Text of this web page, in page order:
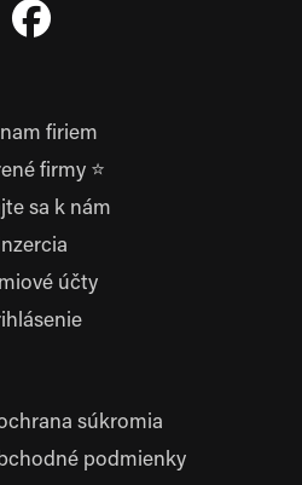
firiem
firmy ⭐
sa k nám
účty
súkromia
podmienky